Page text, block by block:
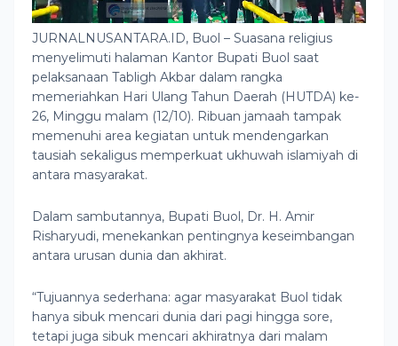
JURNALNUSANTARA.ID, Buol – Suasana religius
menyelimuti halaman Kantor Bupati Buol saat
pelaksanaan Tabligh Akbar dalam rangka
memeriahkan Hari Ulang Tahun Daerah (HUTDA) ke-
26, Minggu malam (12/10). Ribuan jamaah tampak
memenuhi area kegiatan untuk mendengarkan
tausiah sekaligus memperkuat ukhuwah islamiyah di
antara masyarakat.
Dalam sambutannya, Bupati Buol, Dr. H. Amir
Risharyudi, menekankan pentingnya keseimbangan
antara urusan dunia dan akhirat.
“Tujuannya sederhana: agar masyarakat Buol tidak
hanya sibuk mencari dunia dari pagi hingga sore,
tetapi juga sibuk mencari akhiratnya dari malam